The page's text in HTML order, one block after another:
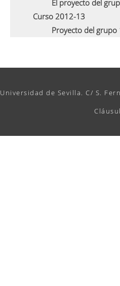
El proyecto del
Curso 2012-13
Proyecto del
Universidad de Sevilla. C/ S.